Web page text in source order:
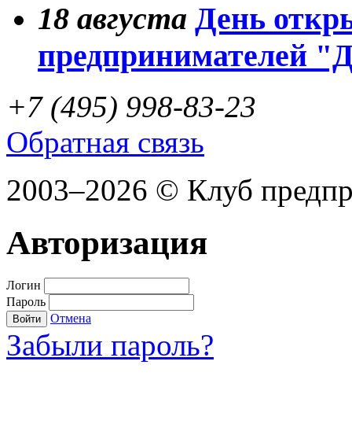
18 августа День
предпринимателей
+7 (495) 998-83-23
Обратная связь
2003–2026 © Клуб
Авторизация
Логин
Пароль
Войти Отмена
Забыли пароль?